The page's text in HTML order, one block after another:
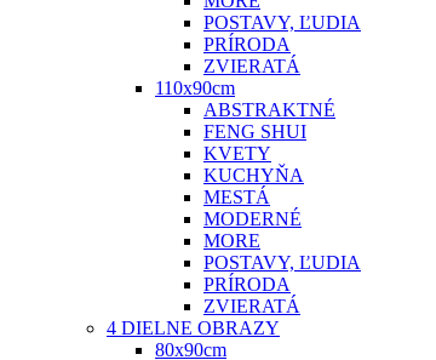
POSTAVY, ĽUDIA
PRÍRODA
ZVIERATÁ
110x90cm
ABSTRAKTNÉ
FENG SHUI
KVETY
KUCHYŇA
MESTÁ
MODERNÉ
MORE
POSTAVY, ĽUDIA
PRÍRODA
ZVIERATÁ
4 DIELNE OBRAZY
80x90cm